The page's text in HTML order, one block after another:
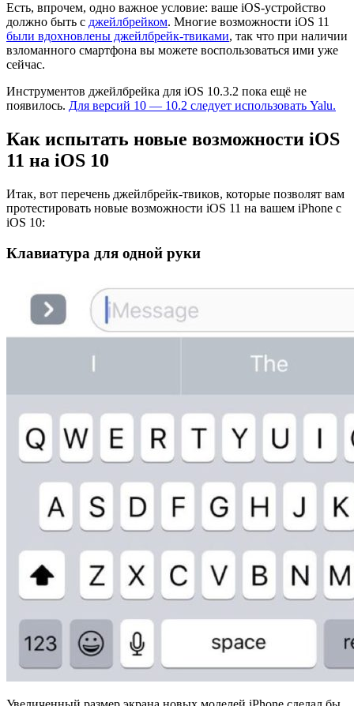
Есть, впрочем, одно важное условие: ваше iOS-устройство
должно быть с джейлбрейком. Многие возможности iOS 11
были вдохновлены джейлбрейк-твиками, так что при наличии
взломанного смартфона вы можете воспользоваться ими уже
сейчас.
Инструментов джейлбрейка для iOS 10.3.2 пока ещё не
появилось. Для версий 10 — 10.2 следует использовать Yalu.
Как испытать новые возможности iOS
11 на iOS 10
Итак, вот перечень джейлбрейк-твиков, которые позволят вам
протестировать новые возможности iOS 11 на вашем iPhone с
iOS 10:
Клавиатура для одной руки